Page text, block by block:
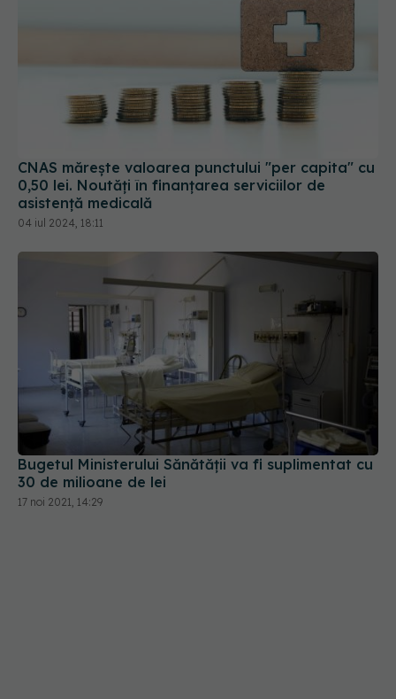
CNAS mărește valoarea punctului "per capita" cu
0,50 lei. Noutăți în finanțarea serviciilor de
asistență medicală
Bugetul Ministerului Sănătății va fi suplimentat cu
30 de milioane de lei
17 noi 2021, 14:29